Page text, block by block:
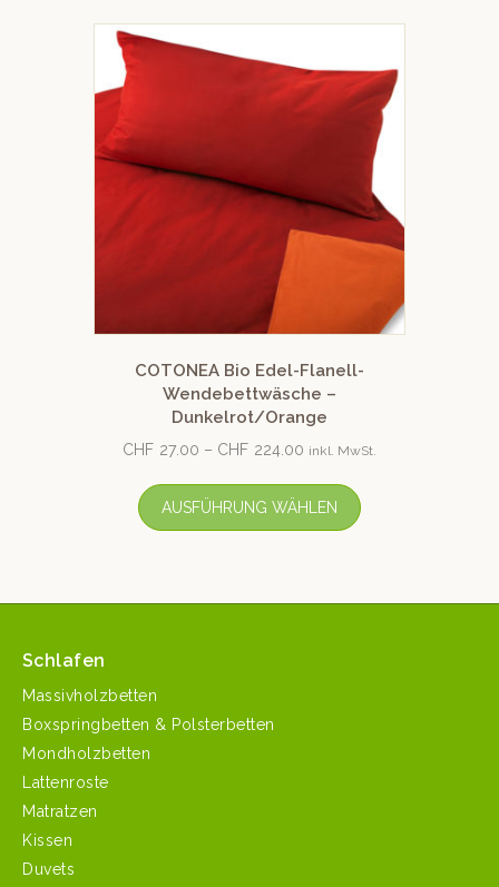
COTONEA Bio Edel-Flanell-
Wendebettwäsche –
Dunkelrot/Orange
CHF 27.00 – CHF 224.00 inkl. MwSt.
AUSFÜHRUNG WÄHLEN
Schlafen
Massivholzbetten
Boxspringbetten & Polsterbetten
Mondholzbetten
Lattenroste
Matratzen
Kissen
Duvets